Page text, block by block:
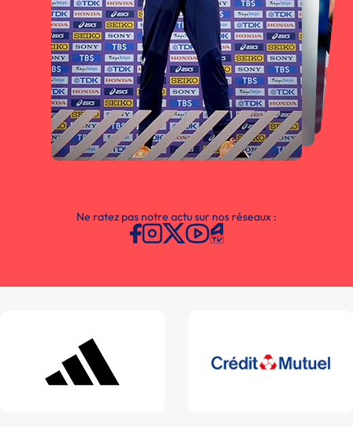
Ne ratez pas notre actu sur nos réseaux :